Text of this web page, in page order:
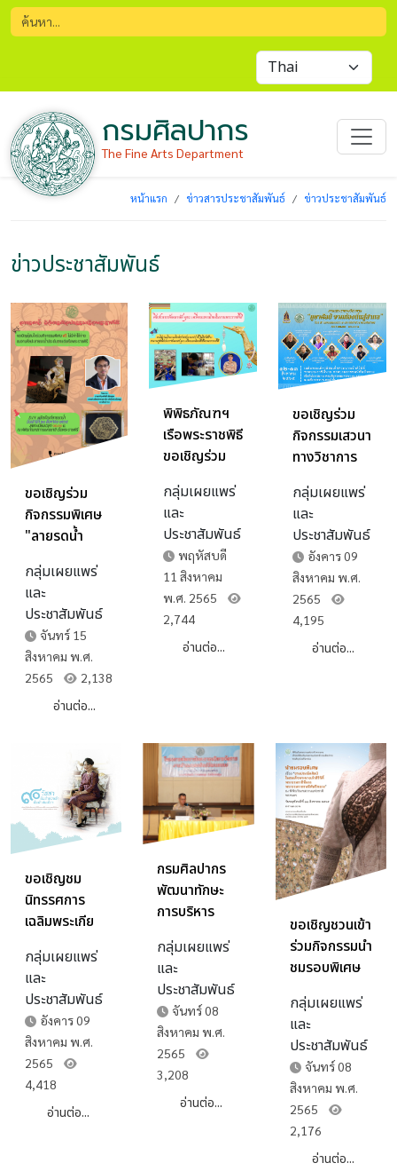
กรมศิลปากร
The Fine Arts Department
หน้าแรก ข่าวสารประชาสัมพันธ์ ข่าวประชาสัมพันธ์
ข่าวประชาสัมพันธ์
ขอเชิญร่วม
กิจกรรมพิเศษ
"ลายรดน้ำ
เรือพระราชพิธี"
ณ
พิพิธภัณฑสถาน
แห่งชาติ เรือ
พระราชพิธี
กลุ่มเผยแพร่
และ
ประชาสัมพันธ์
จันทร์ 15
สิงหาคม พ.ศ.
2565
2,138
อ่านต่อ...
พิพิธภัณฑฯ
เรือพระราชพิธี
ขอเชิญร่วม
"ศิลปะการ
ร้อยมาลัย อุบะ
เครื่องแขวน
ไทยในงานพระ
ราชพิธี"
กลุ่มเผยแพร่
และ
ประชาสัมพันธ์
พฤหัสบดี
11 สิงหาคม
พ.ศ. 2565
2,744
อ่านต่อ...
ขอเชิญร่วม
กิจกรรมเสวนา
ทางวิชาการ
รติฯ “ภูษา
ศิลป์ จากท้อง
ถิ่นสู่สากล”
กลุ่มเผยแพร่
และ
ประชาสัมพันธ์
อังคาร 09
สิงหาคม พ.ศ.
2565
4,195
อ่านต่อ...
ขอเชิญชม
นิทรรศการ
เฉลิมพระเกีย
วัสสา ผืนป่าห่ม
หล้า ผืนผ้าห่ม
เมือง"
กลุ่มเผยแพร่
และ
ประชาสัมพันธ์
อังคาร 09
สิงหาคม พ.ศ.
2565
4,418
อ่านต่อ...
กรมศิลปากร
พัฒนาทักษะ
การบริหาร
ด้านมรดกศิลป
วัฒนธรรม
กรมศิลปากร
(ระยะที่ ๑) ให้
แก่บุคลากร
ภายในกรม
ศิลปากร
กลุ่มเผยแพร่
และ
ประชาสัมพันธ์
จันทร์ 08
สิงหาคม พ.ศ.
2565
3,208
อ่านต่อ...
ขอเชิญชวนเข้า
ร่วมกิจกรรมนำ
ชมรอบพิเศษ
ประณีตศิลป์ใน
สมเด็จพระนาง
เจ้าสิริกิติ์
พระบรม
ราชินีนาถ
พระบรมราช
ชนนีพันปี
หลวง"
กลุ่มเผยแพร่
และ
ประชาสัมพันธ์
จันทร์ 08
สิงหาคม พ.ศ.
2565
2,176
อ่านต่อ...